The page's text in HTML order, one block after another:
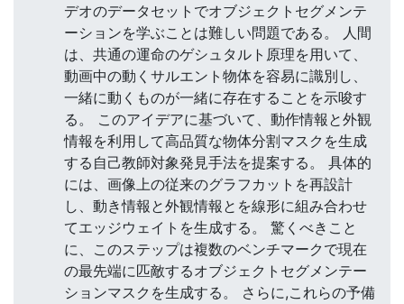
デオのデータセットでオブジェクトセグメンテ
ーションを学ぶことは難しい問題である。 人間
は、共通の運命のゲシュタルト原理を用いて、
動画中の動くサルエント物体を容易に識別し、
一緒に動くものが一緒に存在することを示唆す
る。 このアイデアに基づいて、動作情報と外観
情報を利用して高品質な物体分割マスクを生成
する自己教師対象発見手法を提案する。 具体的
には、画像上の従来のグラフカットを再設計
し、動き情報と外観情報とを線形に組み合わせ
てエッジウェイトを生成する。 驚くべきこと
に、このステップは複数のベンチマークで現在
の最先端に匹敵するオブジェクトセグメンテー
ションマスクを生成する。 さらに,これらの予備